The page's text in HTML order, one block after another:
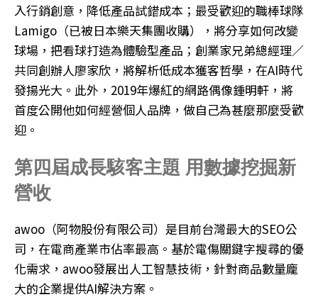
入行銷創意，降低產品試錯成本；最受歡迎的職棒球隊
Lamigo（已被日本樂天集團收購），將分享如何改變
球場，把看球打造為體驗型產品；創業家兄弟總經理／
共同創辦人廖家欣，將解析低成本獲客哲學，在AI時代
發揚光大。此外，2019年爆紅的網路偶像鍾明軒，將
首度公開他如何經營個人品牌，做自己為甚麼那麼受歡
迎。
第四屆成長駭客主題 用數據挖掘新
營收
awoo（阿物股份有限公司）是目前台灣最大的SEO公
司，在電商產業市佔率最高。基於電傷關鍵字搜尋的優
化需求，awoo發展出人工智慧技術，針對商品數量龐
大的企業提供AI解決方案。